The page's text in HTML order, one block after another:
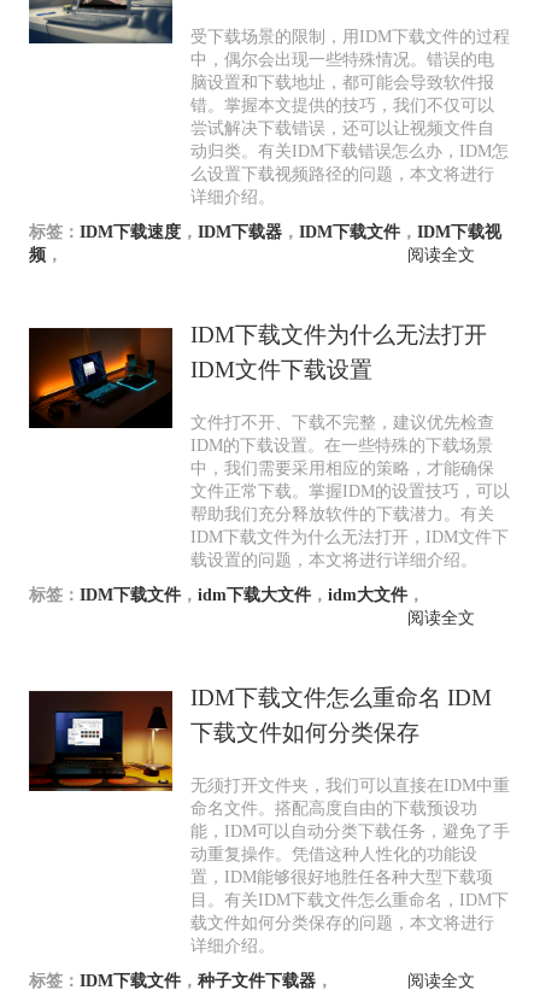
受下载场景的限制，用IDM下载文件的过程
中，偶尔会出现一些特殊情况。错误的电
脑设置和下载地址，都可能会导致软件报
错。掌握本文提供的技巧，我们不仅可以
尝试解决下载错误，还可以让视频文件自
动归类。有关IDM下载错误怎么办，IDM怎
么设置下载视频路径的问题，本文将进行
详细介绍。
标签： IDM下载速度， IDM下载器， IDM下载文件， IDM下载视
频 ， 阅读全文
IDM下载文件为什么无法打开
IDM文件下载设置
文件打不开、下载不完整，建议优先检查
IDM的下载设置。在一些特殊的下载场景
中，我们需要采用相应的策略，才能确保
文件正常下载。掌握IDM的设置技巧，可以
帮助我们充分释放软件的下载潜力。有关
IDM下载文件为什么无法打开，IDM文件下
载设置的问题，本文将进行详细介绍。
标签： IDM下载文件， idm下载大文件， idm大文件，
阅读全文
IDM下载文件怎么重命名 IDM
下载文件如何分类保存
无须打开文件夹，我们可以直接在IDM中重
命名文件。搭配高度自由的下载预设功
能，IDM可以自动分类下载任务，避免了手
动重复操作。凭借这种人性化的功能设
置，IDM能够很好地胜任各种大型下载项
目。有关IDM下载文件怎么重命名，IDM下
载文件如何分类保存的问题，本文将进行
详细介绍。
标签： IDM下载文件， 种子文件下载器， 阅读全文